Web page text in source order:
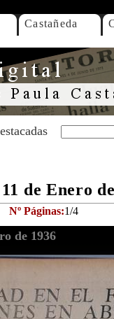
Castañeda
de Enero
Nº Páginas:1/4
de 1936